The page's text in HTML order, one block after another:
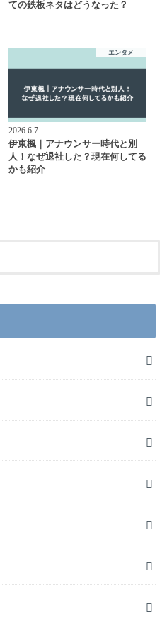
ての鉄板ネタはどうなった？
エンタメ
2026.6.7
伊東楓｜アナウンサー時代と別
人！なぜ退社した？現在何してる
かも紹介